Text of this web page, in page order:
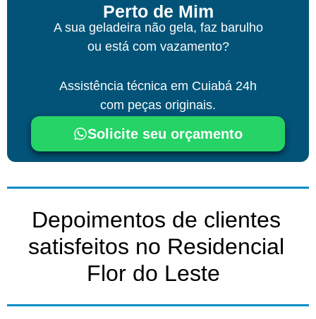
Perto de Mim
A sua geladeira não gela, faz barulho
ou está com vazamento?
Assistência técnica em Cuiabá 24h
com peças originais.
Solicite seu orçamento
Depoimentos de clientes
satisfeitos no Residencial
Flor do Leste ​